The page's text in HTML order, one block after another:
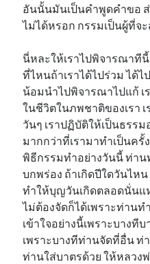
อันนั้นมันเป็นคำพูดคำขอ
ไม่ได้หรอก กรรมเป็นผู้ที่จ
นี่หละให้เราไปพิจารณาที
ที่ไหนถ้าเราได้ไปร่วม ได้ไ
น้อมนำไปพิจารณาไปแก้ เ
ในชีวิตในภพชาติของเรา
วันๆ เราปฏิบัติให้เป็นธรร
มากกว่าที่เรามาทำเป็นครั้
พิธีกรรมทำอย่างวันนี้ ท่าน
บกพร่อง ถ้าเกิดปีใดวันไห
ทำให้บุญวันเกิดตลอดนั่นแ
ไม่ต้องจัดก็ได้เพราะท่านท
เข้าใจอย่างนี้เพราะบางที
เพราะบางทีท่านจัดที่อื่น
ท่านใส่บาตรด้วย ให้หลวง